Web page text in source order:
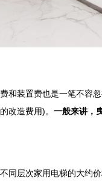
和装置费也是一笔不容
改造费用)。 一般来讲，
层次家用电梯的大约价